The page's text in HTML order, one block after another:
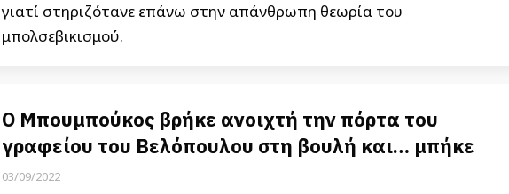
γιατί στηριζότανε επάνω στην απάνθρωπη θεωρία του
μπολσεβικισμού.
Ο Μπουμπούκος βρήκε ανοιχτή την πόρτα του
γραφείου του Βελόπουλου στη βουλή και… μπήκε
03/09/2022